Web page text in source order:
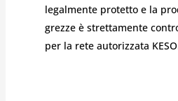
legalmente protetto e la
grezze è strettamente
per la rete autorizzata